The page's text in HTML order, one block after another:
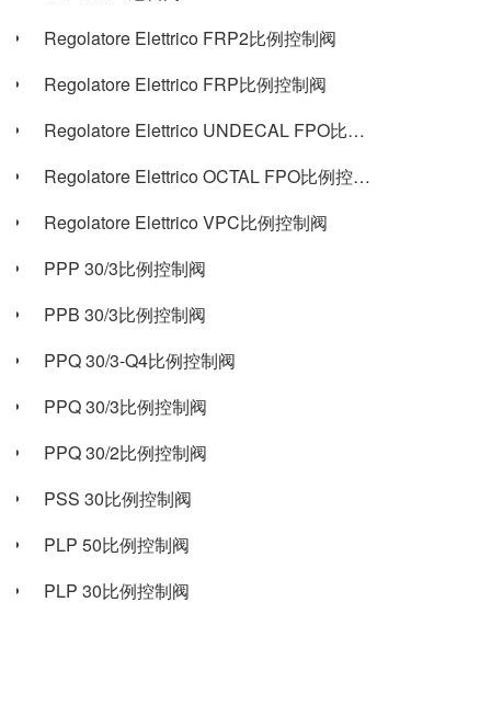
Regolatore Elettrico FRP2比例控制阀
Regolatore Elettrico FRP比例控制阀
Regolatore Elettrico UNDECAL FPO比例控制阀
Regolatore Elettrico OCTAL FPO比例控制阀
Regolatore Elettrico VPC比例控制阀
PPP 30/3比例控制阀
PPB 30/3比例控制阀
PPQ 30/3-Q4比例控制阀
PPQ 30/3比例控制阀
PPQ 30/2比例控制阀
PSS 30比例控制阀
PLP 50比例控制阀
PLP 30比例控制阀